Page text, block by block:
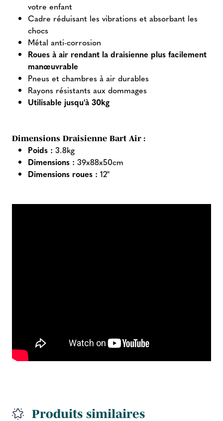
votre enfant
Cadre réduisant les vibrations et absorbant les
chocs
Métal anti-corrosion
Roues à air rendant la draisienne plus facilement
manœuvrable
Pneus et chambres à air durables
Rayons résistants aux dommages
Utilisable jusqu'à 30kg
Dimensions Draisienne Bart Air :
Poids : 3.8kg
Dimensions : 39x88x50cm
Dimensions roues : 12"
Produits similaires